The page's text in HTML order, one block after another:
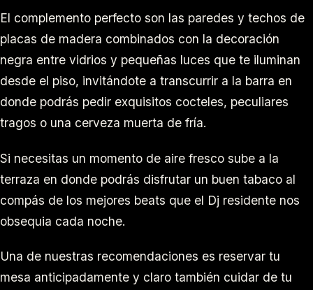
El complemento perfecto son las paredes y techos de
placas de madera combinados con la decoración
negra entre vidrios y pequeñas luces que te iluminan
desde el piso, invitándote a transcurrir a la barra en
donde podrás pedir exquisitos cocteles, peculiares
tragos o una cerveza muerta de fría.
Si necesitas un momento de aire fresco sube a la
terraza en donde podrás disfrutar un buen tabaco al
compás de los mejores beats que el Dj residente nos
obsequia cada noche.
Una de nuestras recomendaciones es reservar tu
mesa anticipadamente y claro también cuidar de tu